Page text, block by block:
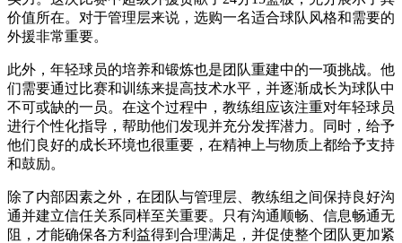
价值所在。对于管理层来说，选购一名适合球队风格和需要的
外援非常重要。
此外，年轻球员的培养和锻炼也是团队重建中的一项挑战。他
们需要通过比赛和训练来提高技术水平，并逐渐成长为球队中
不可或缺的一员。在这个过程中，教练组应该注重对年轻球员
进行个性化指导，帮助他们发现并充分发挥潜力。同时，给予
他们良好的成长环境也很重要，在精神上与物质上都给予支持
和鼓励。
除了内部因素之外，在团队与管理层、教练组之间保持良好沟
通并建立信任关系同样至关重要。只有沟通顺畅、信息畅通无
阻，才能确保各方利益得到合理满足，并促使整个团队更加紧